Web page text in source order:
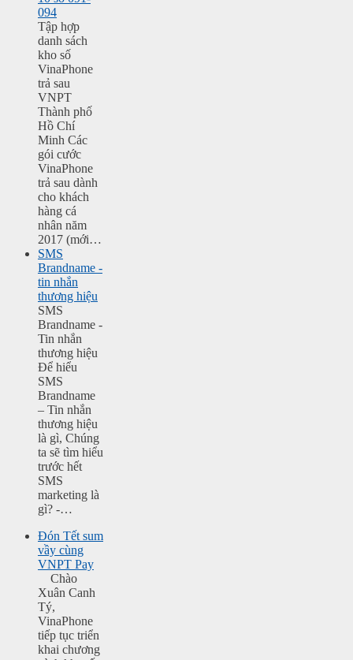
094
Tập hợp
danh sách
kho số
VinaPhone
trả sau
VNPT
Thành phố
Hồ Chí
Minh Các
gói cước
VinaPhone
trả sau dành
cho khách
hàng cá
nhân năm
2017 (mới…
SMS
Brandname -
tin nhắn
thương hiệu
SMS
Brandname -
Tin nhắn
thương hiệu
Để hiểu
SMS
Brandname
– Tin nhắn
thương hiệu
là gì, Chúng
ta sẽ tìm hiểu
trước hết
SMS
marketing là
gì? -…
Đón Tết sum
vầy cùng
VNPT Pay
Chào
Xuân Canh
Tý,
VinaPhone
tiếp tục triển
khai chương